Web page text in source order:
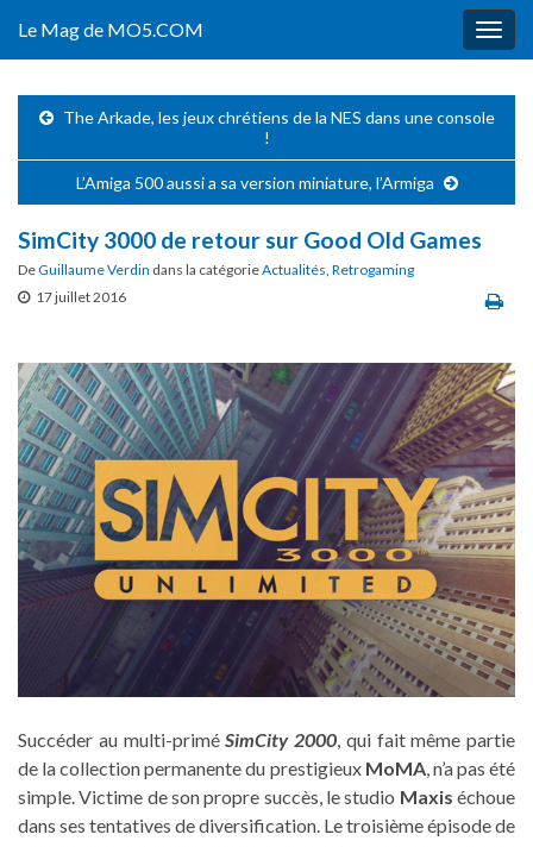
Le Mag de MO5.COM
The Arkade, les jeux chrétiens de la NES dans une console
!
L’Amiga 500 aussi a sa version miniature, l’Armiga
SimCity 3000 de retour sur Good Old Games
DeGuillaume Verdin dans la catégorieActualités, Retrogaming
17 juillet 2016
Succéder au multi-priméSimCity 2000, qui fait même partie
de la collection permanente du prestigieux MoMA, n’a pas été
simple. Victime de son propre succès, le studio Maxis échoue
dans ses tentatives de diversification. Le troisième épisode de